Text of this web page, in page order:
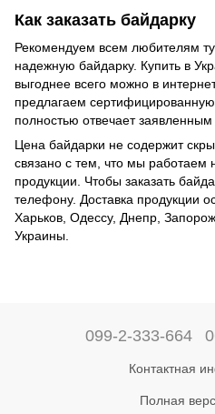
Как заказать байдарку
Рекомендуем всем любителям
надежную байдарку. Купить в
выгоднее всего можно в
предлагаем сертифицированную
полностью отвечает заявленным
Цена байдарки не содержит
связано с тем, что мы работаем
продукции. Чтобы заказать
телефону. Доставка продукции
Харьков, Одессу, Днепр,
Украины.
099-2-333-664
Контактная
Полная